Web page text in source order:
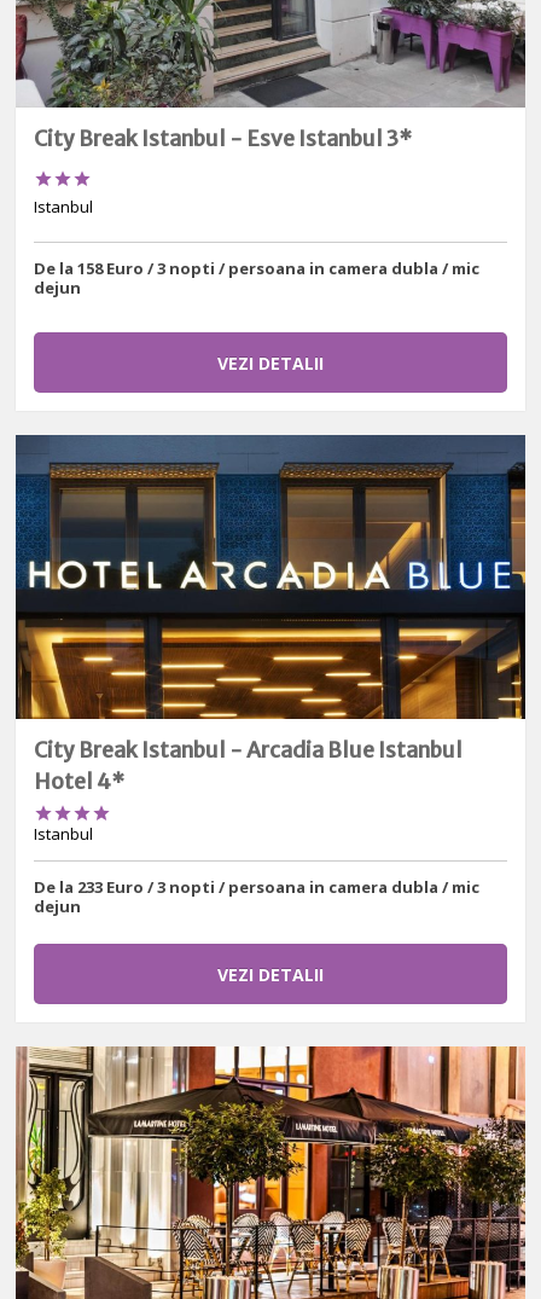
City Break Istanbul - Esve Istanbul 3*

Istanbul
De la 158 Euro / 3 nopti / persoana in camera dubla / mic
dejun
VEZI DETALII
City Break Istanbul - Arcadia Blue Istanbul
Hotel 4*

Istanbul
De la 233 Euro / 3 nopti / persoana in camera dubla / mic
dejun
VEZI DETALII